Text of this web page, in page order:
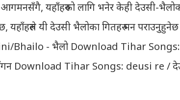
यहाँहरुको लागि भनेर केही देउसी-
यहाँहरुले यी देउसी भैलोका गितहरु मन
Bhailo - भैलो Download Tihar
Download Tihar Songs: deusi re /